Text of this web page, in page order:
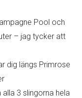
Pool och
– jag tycker att
dig längs Primrose
3 slingorna hela